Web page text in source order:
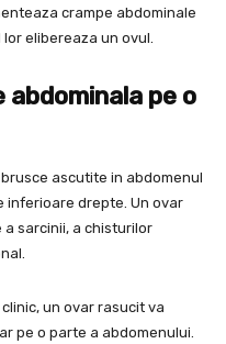
crampe abdominale
elibereaza un ovul.
pe o
ascutite in abdomenul
inferioare drepte. Un ovar
sarcinii, a chisturilor
un ovar rasucit va
pe o parte a abdomenului.